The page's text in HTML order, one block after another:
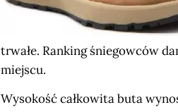
trwałe. Ranking śniegowców
miejscu.
Wysokość całkowita buta